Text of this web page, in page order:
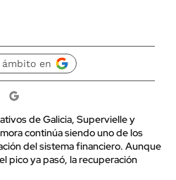
ámbito en
de Galicia, Supervielle y
continúa siendo uno de los
del sistema financiero. Aunque
pico ya pasó, la recuperación